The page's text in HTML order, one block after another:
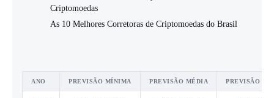
Criptomoedas
As 10 Melhores Corretoras de Criptomoedas do Brasil
ANO PREVISÃO MÍNIMA PREVISÃO MÉDIA PREVISÃO